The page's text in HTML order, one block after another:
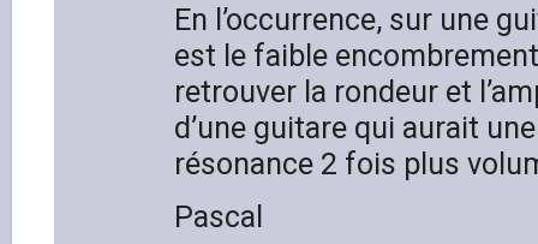
En l’occurrence, sur une
est le faible
retrouver la rondeur et
d’une guitare qui aurait
résonance 2 fois plus
Pascal